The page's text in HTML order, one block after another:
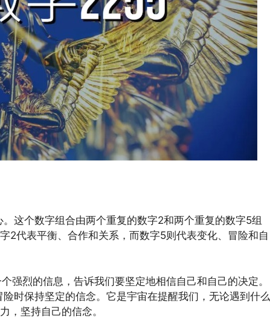
这个数字组合由两个重复的数字2和两个重复的数字5组
2代表平衡、合作和关系，而数字5则代表变化、冒险和自
强烈的信息，告诉我们要坚定地相信自己和自己的决定。
时保持坚定的信念。它是宇宙在提醒我们，无论遇到什么
，坚持自己的信念。